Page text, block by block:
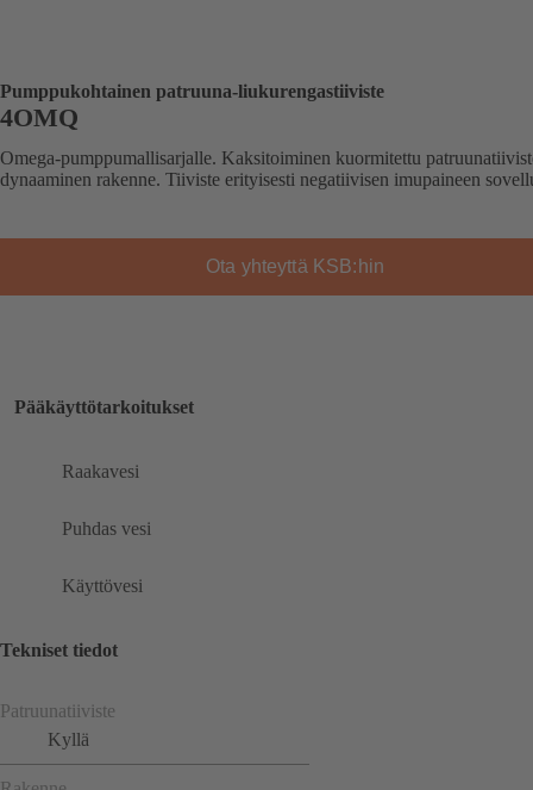
Pumppukohtainen patruuna-liukurengastiiviste
4OMQ
Omega-pumppumallisarjalle. Kaksitoiminen kuormitettu
dynaaminen rakenne. Tiiviste erityisesti negatiivisen imupaineen
Ota yhteyttä KSB:hin
Pääkäyttötarkoitukset
Raakavesi
Puhdas vesi
Käyttövesi
Tekniset tiedot
Patruunatiiviste
Kyllä